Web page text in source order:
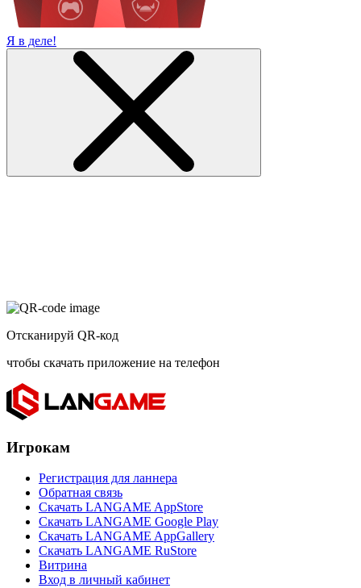
Я в деле!
Отсканируй QR-код
чтобы скачать приложение на телефон
Игрокам
Регистрация для ланнера
Обратная связь
Скачать LANGAME AppStore
Скачать LANGAME Google Play
Скачать LANGAME AppGallery
Скачать LANGAME RuStore
Витрина
Вход в личный кабинет